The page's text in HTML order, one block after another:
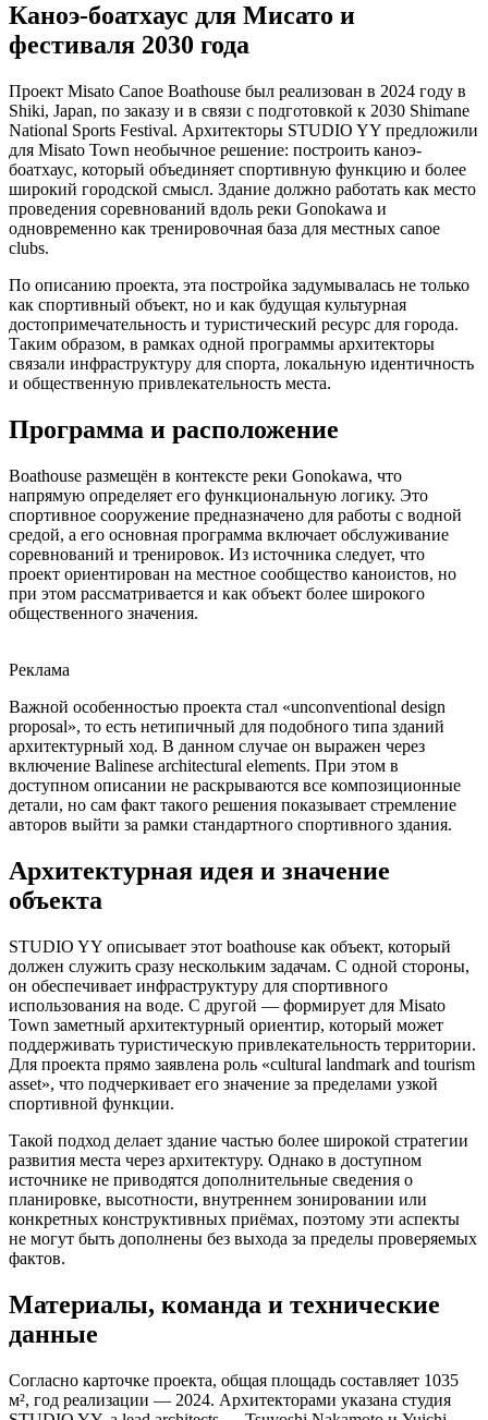
Каноэ-боатхаус для Мисато и
фестиваля 2030 года
Проект Misato Canoe Boathouse был реализован в 2024 году в
Shiki, Japan, по заказу и в связи с подготовкой к 2030 Shimane
National Sports Festival. Архитекторы STUDIO YY предложили
для Misato Town необычное решение: построить каноэ-
боатхаус, который объединяет спортивную функцию и более
широкий городской смысл. Здание должно работать как место
проведения соревнований вдоль реки Gonokawa и
одновременно как тренировочная база для местных canoe
clubs.
По описанию проекта, эта постройка задумывалась не только
как спортивный объект, но и как будущая культурная
достопримечательность и туристический ресурс для города.
Таким образом, в рамках одной программы архитекторы
связали инфраструктуру для спорта, локальную идентичность
и общественную привлекательность места.
Программа и расположение
Boathouse размещён в контексте реки Gonokawa, что
напрямую определяет его функциональную логику. Это
спортивное сооружение предназначено для работы с водной
средой, а его основная программа включает обслуживание
соревнований и тренировок. Из источника следует, что
проект ориентирован на местное сообщество каноистов, но
при этом рассматривается и как объект более широкого
общественного значения.
Реклама
Важной особенностью проекта стал «unconventional design
proposal», то есть нетипичный для подобного типа зданий
архитектурный ход. В данном случае он выражен через
включение Balinese architectural elements. При этом в
доступном описании не раскрываются все композиционные
детали, но сам факт такого решения показывает стремление
авторов выйти за рамки стандартного спортивного здания.
Архитектурная идея и значение
объекта
STUDIO YY описывает этот boathouse как объект, который
должен служить сразу нескольким задачам. С одной стороны,
он обеспечивает инфраструктуру для спортивного
использования на воде. С другой — формирует для Misato
Town заметный архитектурный ориентир, который может
поддерживать туристическую привлекательность территории.
Для проекта прямо заявлена роль «cultural landmark and tourism
asset», что подчеркивает его значение за пределами узкой
спортивной функции.
Такой подход делает здание частью более широкой стратегии
развития места через архитектуру. Однако в доступном
источнике не приводятся дополнительные сведения о
планировке, высотности, внутреннем зонировании или
конкретных конструктивных приёмах, поэтому эти аспекты
не могут быть дополнены без выхода за пределы проверяемых
фактов.
Материалы, команда и технические
данные
Согласно карточке проекта, общая площадь составляет 1035
м², год реализации — 2024. Архитекторами указана студия